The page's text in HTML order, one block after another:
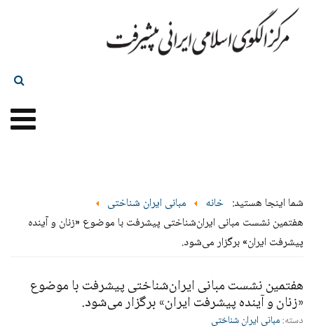
شما اینجا هستید: خانه
مبانی ایران شناختی
هفتمین نشست مبانی ایران‌شناختی پیشرفت با موضوع «زنان و آینده
پیشرفت ایران» برگزار می‌شود.
هفتمین نشست مبانی ایران‌شناختی پیشرفت با موضوع
«زنان و آینده پیشرفت ایران» برگزار می‌شود.
دسته:مبانی ایران شناختی